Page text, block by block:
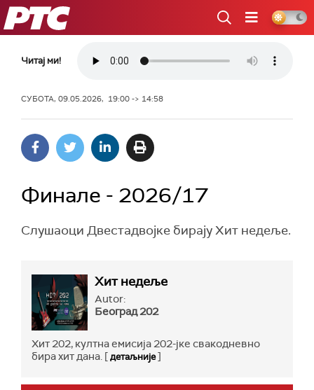
РТС
Читај ми!
СУБОТА, 09.05.2026, 19:00 -> 14:58
Финале - 2026/17
Слушаоци Двестадвојке бирају Хит недеље.
Хит недеље
Autor:
Београд 202
Хит 202, култна емисија 202-јке свакодневно
бира хит дана. [детаљније]